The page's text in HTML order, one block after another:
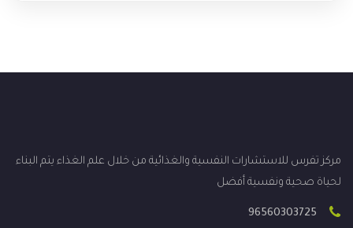
مركز تفرس للاستشارات النفسية والغذائية من خلال علم الغذاء يتم البناء
لحياة صحية ونفسية أفضل
96560303725